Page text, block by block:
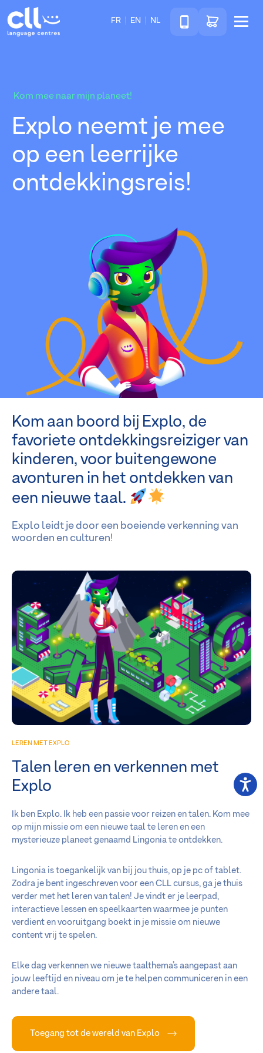
CLL
FR EN NL
TéléphoneGa naar de
Kom mee naar mijn planeet!
Explo neemt je mee
op een leerrijke
ontdekkingsreis!
Kom aan boord bij Explo, de
favoriete ontdekkingsreiziger van
kinderen, voor buitengewone
avonturen in het ontdekken van
een nieuwe taal.
Explo leidt je door een boeiende verkenning van
woorden en culturen!
LEREN MET EXPLO
Talen leren en verkennen met
Explo
Ik ben Explo. Ik heb een passie voor reizen en talen. Kom mee
op mijn missie om een nieuwe taal te leren en een
mysterieuze planeet genaamd Lingonia te ontdekken.
Lingonia is toegankelijk van bij jou thuis, op je pc of tablet.
Zodra je bent ingeschreven voor een CLL cursus, ga je thuis
verder met het leren van talen! Je vindt er je leerpad,
interactieve lessen en speelkaarten waarmee je punten
verdient en vooruitgang boekt in je missie om nieuwe
content vrij te spelen.
Elke dag verkennen we nieuwe taalthema’s aangepast aan
jouw leeftijd en niveau om je te helpen communiceren in een
andere taal.
Toegang tot de wereld van Explo